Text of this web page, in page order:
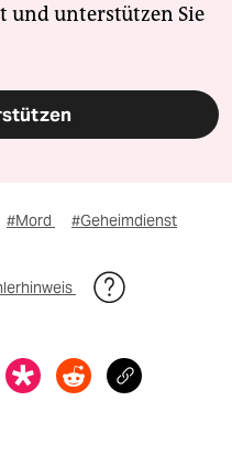
und unterstützen Sie
#Mord #Geheimdienst